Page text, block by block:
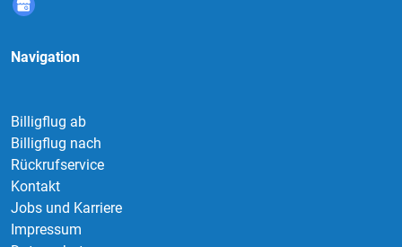
Navigation
Billigflug ab
Billigflug nach
Rückrufservice
Kontakt
Jobs und Karriere
Impressum